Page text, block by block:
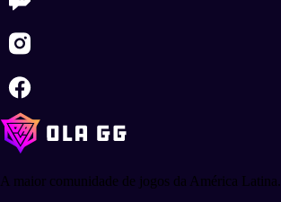
A maior comunidade de jogos da América Latina.